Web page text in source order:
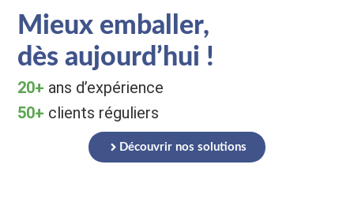
Mieux emballer,
dès aujourd’hui !
20+ ans d’expérience
50+ clients réguliers
Découvrir nos solutions